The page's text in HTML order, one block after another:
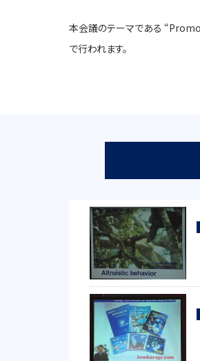
本会議のテーマである
で行われます。